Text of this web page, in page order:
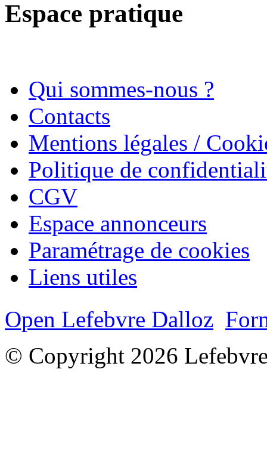
Espace pratique
Qui sommes-nous ?
Contacts
Mentions légales /
Politique de
CGV
Espace annonceurs
Paramétrage de cookies
Liens utiles
Open Lefebvre Dalloz
© Copyright 2026